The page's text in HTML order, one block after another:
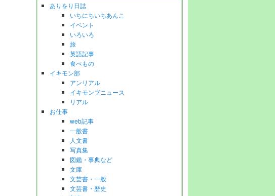
ありをり日誌
いちにちいちあんこ
イベント
いろいろ
旅
英語記事
食べもの
イキモン部
アンリアル
イキモンブニュース
リアル
お仕事
web記事
一般書
人文書
写真集
図鑑・事典など
文庫
文芸書・一般
文芸書・歴史